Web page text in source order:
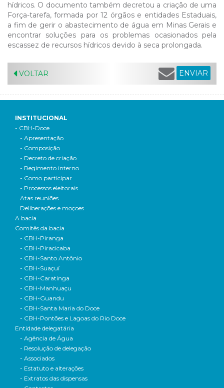
hídricos. O documento também decretou a criação de uma
Força-tarefa, formada por 12 órgãos e entidades Estaduais,
a fim de gerir o abastecimento de água em Minas Gerais e
encontrar soluções para os problemas ocasionados pela
escassez de recursos hídricos devido à seca prolongada.
VOLTAR ENVIAR
INSTITUCIONAL
- CBH-Doce
- Apresentação
- Composição
- Decreto de criação
- Regimento interno
- Como participar
- Processos eleitorais
Atas reuniões
Deliberações e moçoes
A bacia
Comitês da bacia
- CBH-Piranga
- CBH-Piracicaba
- CBH-Santo Antônio
- CBH-Suaçuí
- CBH-Caratinga
- CBH-Manhuaçu
- CBH-Guandu
- CBH-Santa Maria do Doce
- CBH-Pontões e Lagoas do Rio Doce
Entidade delegatária
- Agência de Água
- Resolução de delegação
- Associados
- Estatuto e alterações
- Extratos das dispensas